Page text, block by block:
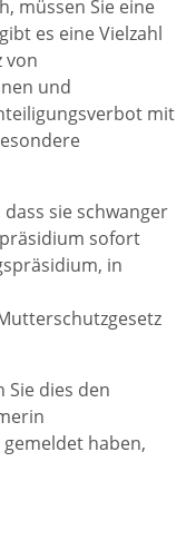
müssen Sie eine
es eine Vielzahl
von
und
mit
sie schwanger
sofort
in
Sie dies den
haben,